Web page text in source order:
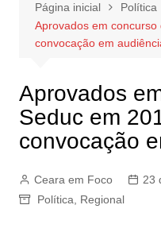
Página inicial
Política
Aprovados em
convocação em
Aprovados
Seduc em
convocação
Ceara em Foco
23
Política, Regional